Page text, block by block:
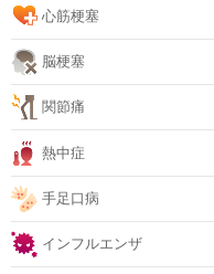
心筋梗塞
脳梗塞
関節痛
熱中症
手足口病
インフルエンザ